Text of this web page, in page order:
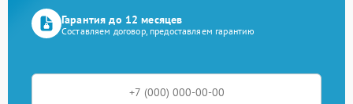
Гарантия до 12 месяцев
Составляем договор, предоставляем гарантию